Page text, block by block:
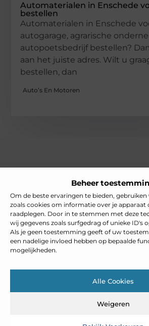
Beheer
Om de beste ervaringen te bieden,
zoals cookies om informatie over je apparaat
raadplegen. Door in te stemmen met deze
wij gegevens zoals surfgedrag of unieke ID's
Als je geen toestemming geeft of uw
een nadelige invloed hebben op bepaalde
mogelijkheden.
Alle Cookies
Weigeren
Automaterialen in Enschede
bestellen
Automaterialen in Enschede
autogarage, agrarische
autopoetsbedrijf bestellen?
aan het juiste adres. Wilt u
bestellen, dan
Auto’s En Motoren
Jouw gids voor inspiratie en tips uit het
Ontdek een brede verzameling blogs en
om het meeste uit elke dag te halen, met
en verrassende inzichten.
Bericht categorie